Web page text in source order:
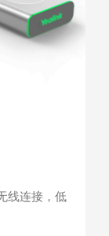
线连接，低